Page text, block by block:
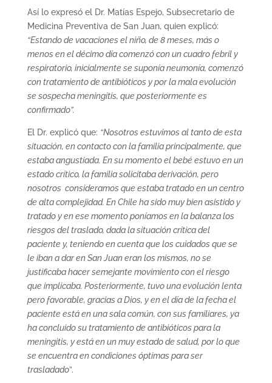
Así lo expresó el Dr. Matías Espejo, Subsecretario de
Medicina Preventiva de San Juan, quien explicó:
“Estando de vacaciones el niño, de 8 meses, más o
menos en el décimo día comenzó con un cuadro febril y
respiratorio, inicialmente se suponía neumonía, comenzó
con tratamiento de antibióticos y por la mala evolución
se sospecha meningitis, que posteriormente es
confirmado”.
El Dr. explicó que: “Nosotros estuvimos al tanto de esta
situación, en contacto con la familia principalmente, que
estaba angustiada. En su momento el bebé estuvo en un
estado crítico, la familia solicitaba derivación, pero
nosotros consideramos que estaba tratado en un centro
de alta complejidad. En Chile ha sido muy bien asistido y
tratado y en ese momento poníamos en la balanza los
riesgos del traslado, dada la situación crítica del
paciente y, teniendo en cuenta que los cuidados que se
le iban a dar en San Juan eran los mismos, no se
justificaba hacer semejante movimiento con el riesgo
que implicaba. Posteriormente, tuvo una evolución lenta
pero favorable, gracias a Dios, y en el día de la fecha el
paciente está en una sala común, con sus familiares, ya
ha concluido su tratamiento de antibióticos para la
meningitis, y está en un muy estado de salud, por lo que
se encuentra en condiciones óptimas para ser
trasladado”.